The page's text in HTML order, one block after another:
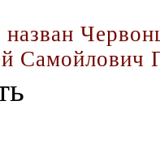
Самойлович